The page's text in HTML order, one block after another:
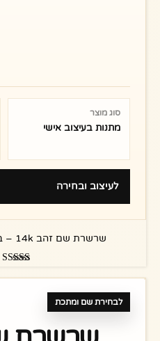
סוג מוצר
מתנות בעיצוב אישי
לעיצוב ובחירה
שרשרת שם זהב 14k – בעיצוב אישי, עם אבן חן
לבחירת שם ומתכת